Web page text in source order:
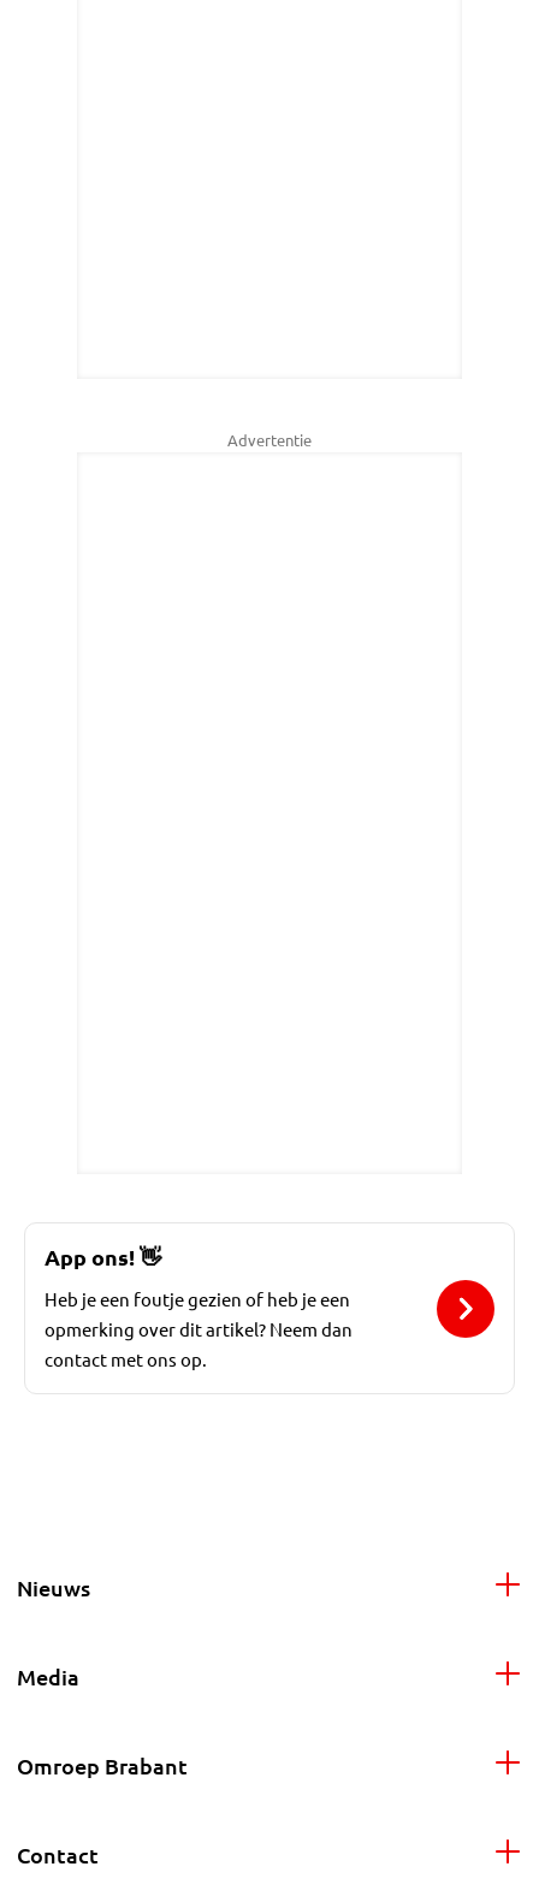
Advertentie
App ons!👋
Heb je een foutje gezien of heb je een
opmerking over dit artikel? Neem dan
contact met ons op.
Nieuws
Media
Omroep Brabant
Contact